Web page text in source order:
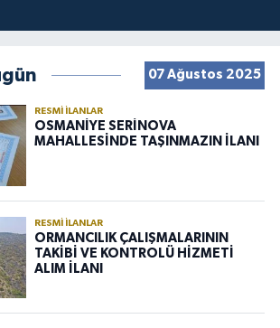
07 Ağustos 2025
RESMI İLANLAR
OSMANİYE SERİNOVA
MAHALLESİNDE TAŞINMAZIN İLANI
RESMI İLANLAR
ORMANCILIK ÇALIŞMALARININ
TAKİBİ VE KONTROLÜ HİZMETİ
ALIM İLANI